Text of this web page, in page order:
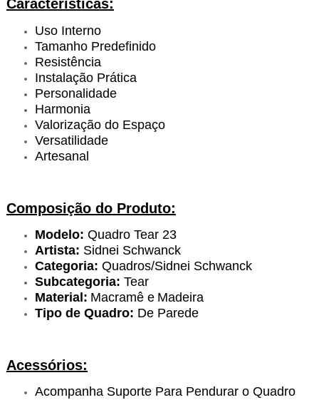
Características:
Uso Interno
Tamanho Predefinido
Resistência
Instalação Prática
Personalidade
Harmonia
Valorização do Espaço
Versatilidade
Artesanal
Composição do Produto:
Modelo: Quadro Tear 23
Artista: Sidnei Schwanck
Categoria: Quadros/Sidnei Schwanck
Subcategoria: Tear
Material: Macramê e Madeira
Tipo de Quadro: De Parede
Acessórios:
Acompanha Suporte Para Pendurar o Quadro